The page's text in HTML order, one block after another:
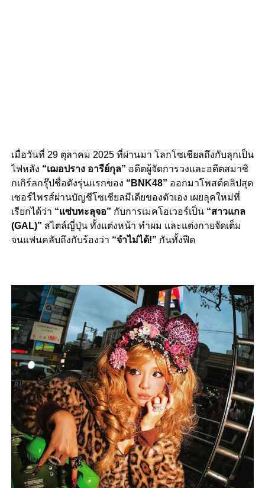
เมื่อวันที่ 29 ตุลาคม 2025 ที่ผ่านมา โลกโซเชียลถึงกับลุกเป็น
ไฟหลัง “เฌอปราง อารีย์กุล” อดีตผู้จัดการวงและอดีตสมาชิ
กเกิร์ลกรุ๊ปชื่อดังรุ่นแรกของ “BNK48” ออกมาโพสต์คลิปสุด
เซอร์ไพรส์ผ่านบัญชีโซเชียลมีเดียของตัวเอง เผยลุคใหม่ที่
เรียกได้ว่า “แซ่บทะลุจอ” กับการเมคโอเวอร์เป็น“สาวแกล
(GAL)” สไตล์ญี่ปุ่น ทั้งแต่งหน้า ทำผม และแต่งกายจัดเต็ม
จนแฟนคลับถึงกับร้องว่า “จำไม่ได้!” กันทั้งฟีด